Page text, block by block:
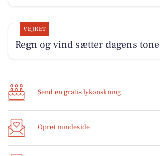
VEJRET
Regn og vind sætter dagens tone
Send en gratis lykønskning
Opret mindeside